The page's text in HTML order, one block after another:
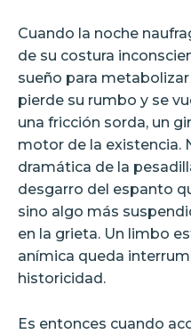
Cuando la noche
de su costura
sueño para
pierde su rumbo y se
una fricción sorda, un
motor de la existencia.
dramática de la
desgarro del espanto
sino algo más
en la grieta. Un limbo
anímica queda
historicidad.
Es entonces cuando